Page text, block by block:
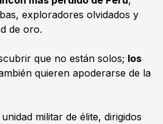
exploradores olvidados y
de oro.
que no están solos; los
quieren apoderarse de la
militar de élite, dirigidos